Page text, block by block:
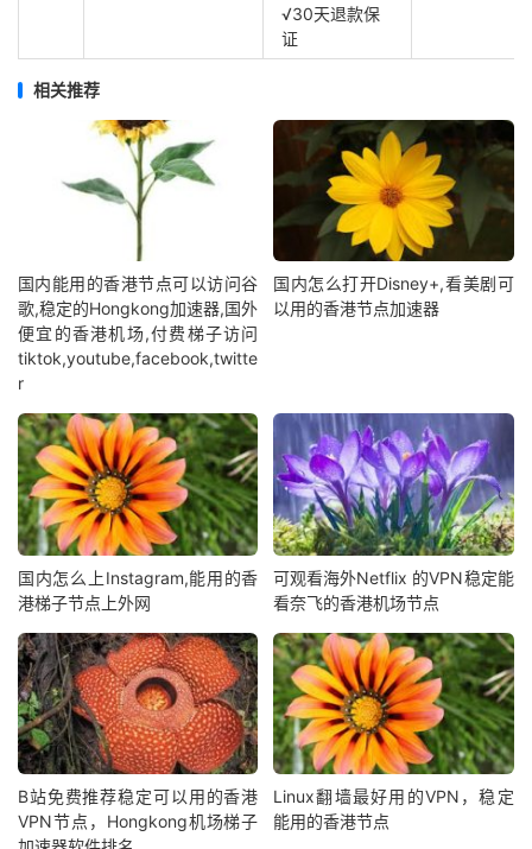
√30天退款保
证
相关推荐
国内能用的香港节点可以访问谷
歌,稳定的Hongkong加速器,国外
便宜的香港机场,付费梯子访问
tiktok,youtube,facebook,twitte
r
国内怎么打开Disney+,看美剧可
以用的香港节点加速器
国内怎么上Instagram,能用的香
港梯子节点上外网
可观看海外Netflix 的VPN稳定能
看奈飞的香港机场节点
B站免费推荐稳定可以用的香港
VPN节点，Hongkong机场梯子
Linux翻墙最好用的VPN，稳定
能用的香港节点